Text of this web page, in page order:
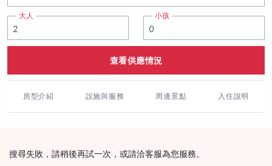
大人 小孩
查看供應情況
房型介紹 設施與服務 周邊景點 入住說明
搜尋失敗，請稍後再試一次，或請洽客服為您服務。